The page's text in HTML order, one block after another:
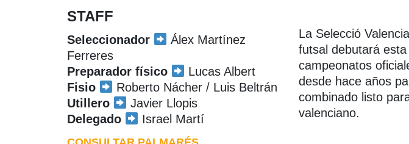
STAFF
Seleccionador
Álex Martínez
Ferreres
Preparador físico
Lucas Albert
Fisio
Roberto Nácher / Luis Beltrán
Utillero
Javier Llopis
Delegado
Israel Martí
La Selecció
futsal debutará
campeonatos
desde hace años
combinado listo
valenciano.